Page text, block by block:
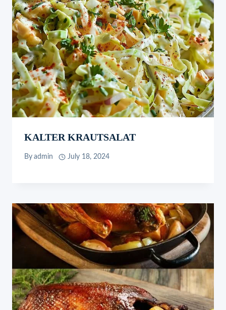
KALTER KRAUTSALAT
By admin July 18, 2024